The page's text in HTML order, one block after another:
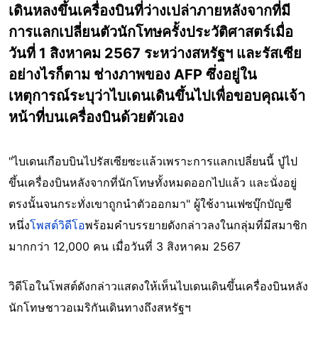
เดินหลงขึ้นเครื่องบินที่ว่างเปล่าภายหลังจากที่มี
การแลกเปลี่ยนตัวนักโทษครั้งประวัติศาสตร์เมื่อ
วันที่ 1 สิงหาคม 2567 ระหว่างสหรัฐฯ และรัสเซีย
อย่างไรก็ตาม ช่างภาพของ AFP ซึ่งอยู่ใน
เหตุการณ์ระบุว่าไบเดนเดินขึ้นไปเพื่อขอบคุณเจ้า
หน้าที่บนเครื่องบินด้วยตัวเอง
"ไบเดนเกือบบินไปรัสเซียซะแล้วเพราะการแลกเปลี่ยนนี้ ปู่ไป
ขึ้นเครื่องบินหลังจากที่นักโทษทั้งหมดออกไปแล้ว และนั่งอยู่
ตรงนั้นจนกระทั่งเขาถูกนำตัวออกมา" ผู้ใช้งานเฟซบุ๊กบัญชี
หนึ่งโพสต์วิดีโอพร้อมคำบรรยายดังกล่าวลงในกลุ่มที่มีสมาชิก
มากกว่า 12,000 คน เมื่อวันที่ 3 สิงหาคม 2567
วิดีโอในโพสต์ดังกล่าวแสดงให้เห็นไบเดนเดินขึ้นเครื่องบินหลัง
นักโทษชาวอเมริกันเดินทางถึงสหรัฐฯ